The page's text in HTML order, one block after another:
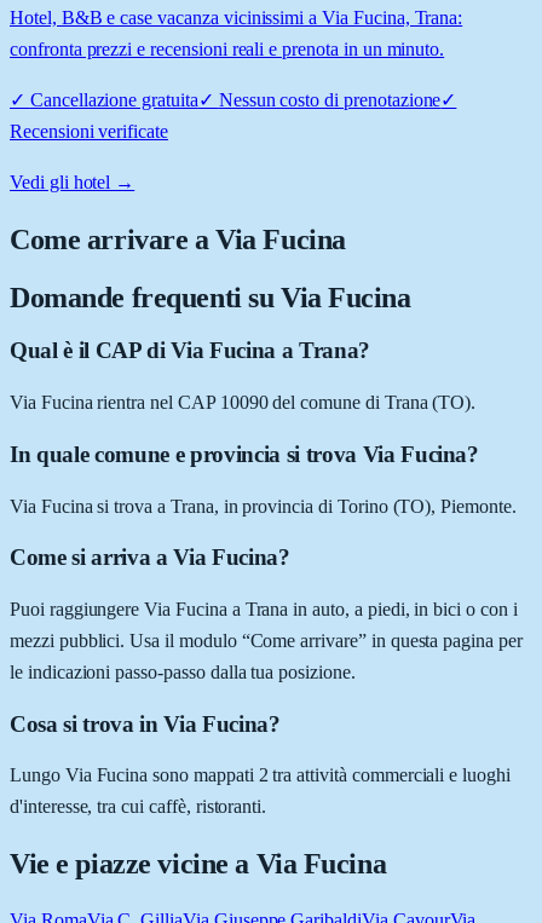
Hotel, B&B e case vacanza vicinissimi a Via Fucina, Trana:
confronta prezzi e recensioni reali e prenota in un minuto.
✓ Cancellazione gratuita✓ Nessun costo di prenotazione✓
Recensioni verificate
Vedi gli hotel →
Come arrivare aVia Fucina
Domande frequenti su Via Fucina
Qual è il CAP di Via Fucina a Trana?
Via Fucina rientra nel CAP 10090 del comune di Trana (TO).
In quale comune e provincia si trova Via Fucina?
Via Fucina si trova a Trana, in provincia di Torino (TO), Piemonte.
Come si arriva a Via Fucina?
Puoi raggiungere Via Fucina a Trana in auto, a piedi, in bici o con i
mezzi pubblici. Usa il modulo “Come arrivare” in questa pagina per
le indicazioni passo-passo dalla tua posizione.
Cosa si trova in Via Fucina?
Lungo Via Fucina sono mappati 2 tra attività commerciali e luoghi
d'interesse, tra cui caffè, ristoranti.
Vie e piazze vicine a Via Fucina